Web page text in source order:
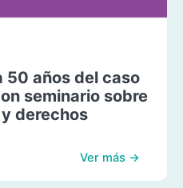
50 años del caso
seminario sobre
derechos
Ver más →